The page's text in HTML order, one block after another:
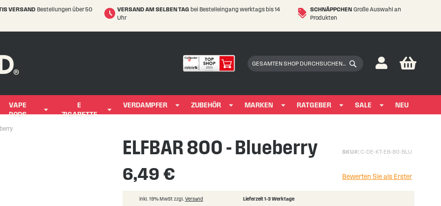
VERSAND Bestellungen über 50
VERSAND AM SELBEN TAG bei Bestelleingang werktags bis 14
Uhr
SCHNÄPPCHEN Große Auswahl an
Produkten
Suchen
My
VAPE
PODS
E
ZIGARETTE
VERDAMPFER ZUBEHÖR MARKEN RATGEBER SALE NEU
ELFBAR 800 - Blueberry SKU C-DE-KT-EB-80-BLU
6,49 € Bewerten Sie als Erster
inkl. 19% MwSt zzgl. Versand Lieferzeit 1-3 Werktage